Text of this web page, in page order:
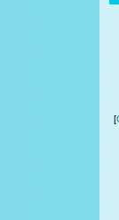
[